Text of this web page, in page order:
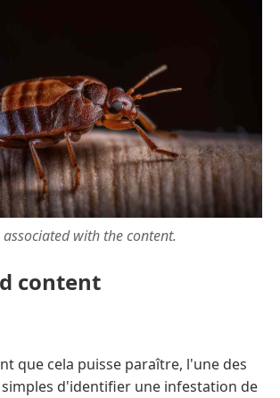
with the content.
content
que cela puisse paraître, l'une des
d'identifier une infestation de